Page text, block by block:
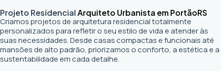
Projeto ResidencialArquiteto Urbanista em PortãoRS
Criamos projetos de arquitetura residencial totalmente
personalizados para refletir o seu estilo de vida e atender às
suas necessidades. Desde casas compactas e funcionais até
mansões de alto padrão, priorizamos o conforto, a estética e a
sustentabilidade em cada detalhe.